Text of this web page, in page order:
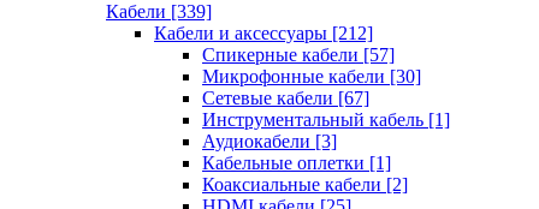
Кабели [339]
Кабели и аксессуары [212]
Спикерные кабели [57]
Микрофонные кабели [30]
Сетевые кабели [67]
Инструментальный кабель [1]
Аудиокабели [3]
Кабельные оплетки [1]
Коаксиальные кабели [2]